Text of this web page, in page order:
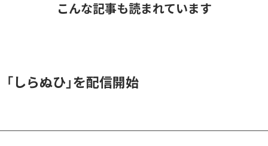
こんな記事も読まれています
しらぬひ」を配信開始